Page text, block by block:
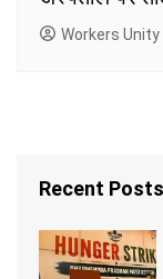
Workers
Recent Posts